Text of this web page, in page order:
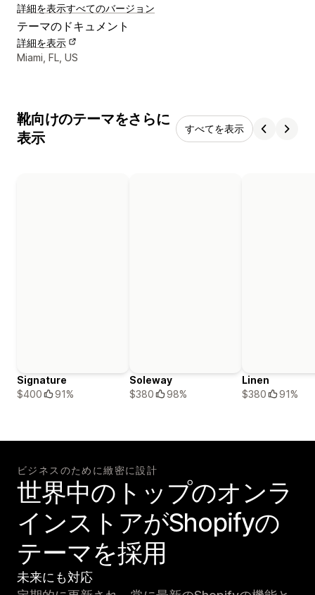
詳細を表示すべてのバージョン
テーマのドキュメント
詳細を表示
デザイナーの連絡先情報
Miami, FL, US
靴向けのテーマをさらに
表示
すべてを表示
Signature
$400
91%
Soleway
$380
98%
Linen
$380
91%
ビジネスのために緻密に設計
世界中のトップのオンラ
インストアがShopifyの
テーマを採用
未来にも対応